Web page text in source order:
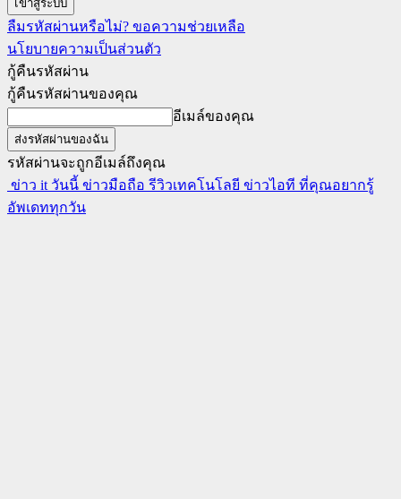
ลืมรหัสผ่านหรือไม่? ขอความช่วยเหลือ
นโยบายความเป็นส่วนตัว
กู้คืนรหัสผ่าน
กู้คืนรหัสผ่านของคุณ
อีเมล์ของคุณ
รหัสผ่านจะถูกอีเมล์ถึงคุณ
ข่าว it วันนี้ ข่าวมือถือ รีวิวเทคโนโลยี ข่าวไอที ที่คุณอยากรู้
อัพเดททุกวัน